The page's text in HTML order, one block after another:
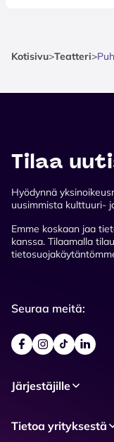
Kotisivu>Teatteri>
Tilaa
Hyödynnä
uusimmista kulttuuri-
Emme koskaan jaa
kanssa. Tilaamalla
Seuraa meitä:
Järjestäjille
Tietoa yrityksestä